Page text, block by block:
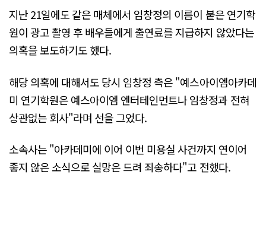
지난 21일에도 같은 매체에서 임창정의 이름이 붙은 연기학
원이 광고 촬영 후 배우들에게 출연료를 지급하지 않았다는
의혹을 보도하기도 했다.
해당 의혹에 대해서도 당시 임창정 측은 "예스아이엠아카데
미 연기학원은 예스아이엠 엔터테인먼트나 임창정과 전혀
상관없는 회사"라며 선을 그었다.
소속사는 "아카데미에 이어 이번 미용실 사건까지 연이어
좋지 않은 소식으로 실망은 드려 죄송하다"고 전했다.